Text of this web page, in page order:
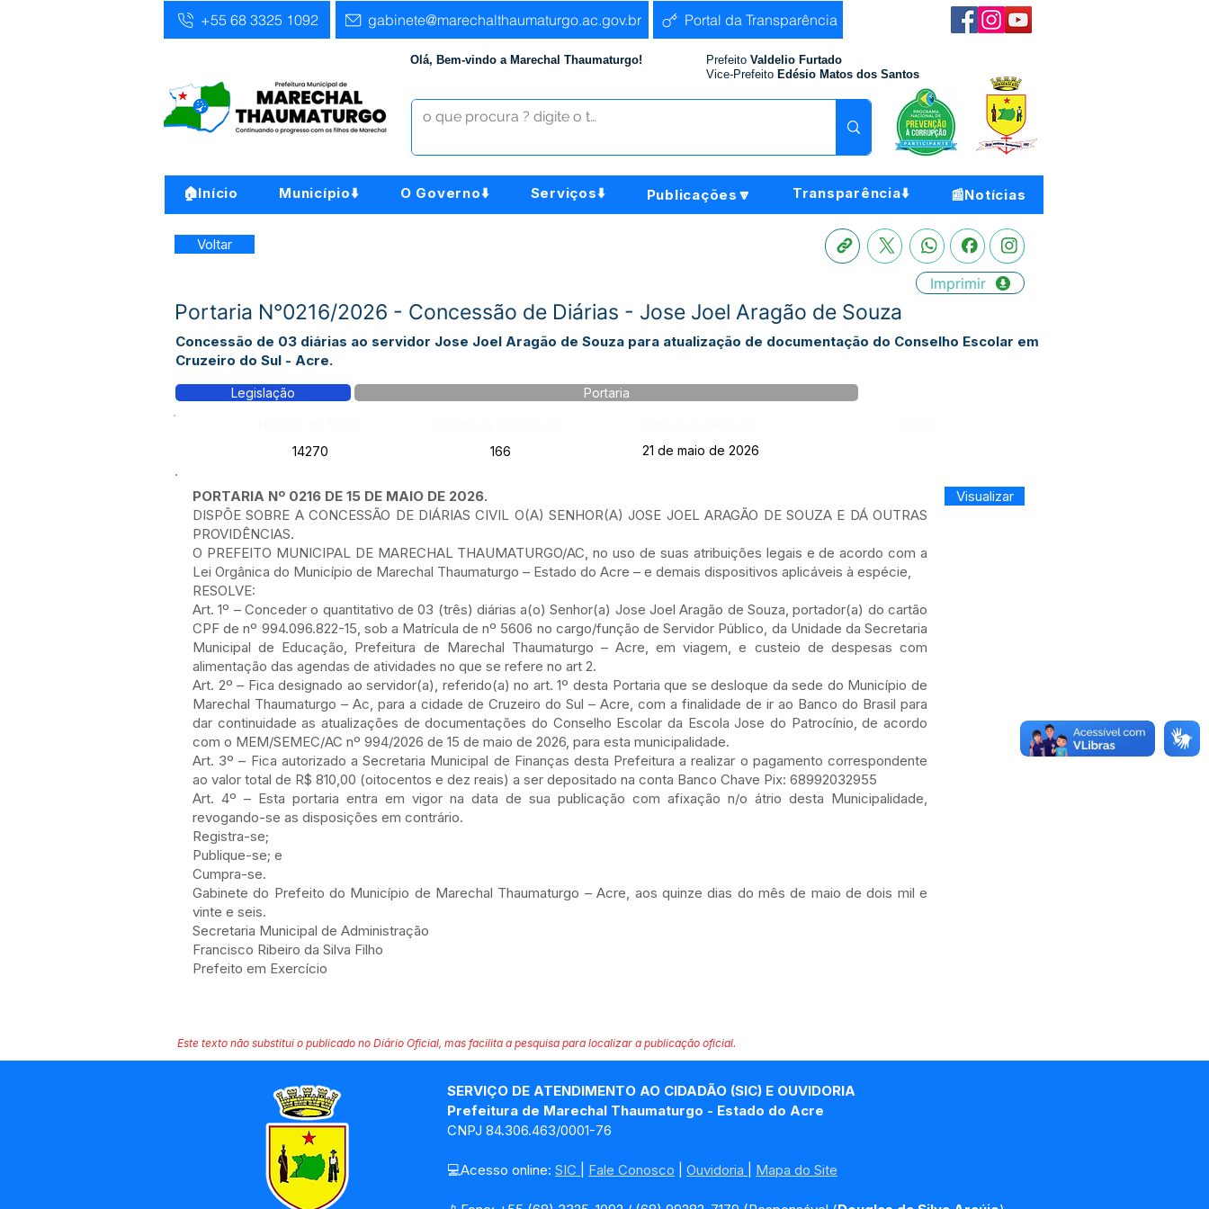
+55 68 3325 1092 gabinete@marechalthaumaturgo.ac.gov.br Portal da Transparência
Olá, Bem-vindo a Marechal Thaumaturgo! Prefeito Valdelio Furtado
Vice-Prefeito Edésio Matos dos Santos
🏠Início Município⬇️ O Governo⬇️ Serviços⬇️ Publicações🔽 Transparência⬇️ 📰Notícias
Voltar
Imprimir
Portaria N°0216/2026 - Concessão de Diárias - Jose Joel Aragão de Souza
Concessão de 03 diárias ao servidor Jose Joel Aragão de Souza para atualização de documentação do Conselho Escolar em
Cruzeiro do Sul - Acre.
Legislação Portaria
14270
166 21 de maio de 2026
PORTARIA Nº 0216 DE 15 DE MAIO DE 2026.
DISPÕE SOBRE A CONCESSÃO DE DIÁRIAS CIVIL O(A) SENHOR(A) JOSE JOEL ARAGÃO DE SOUZA E DÁ OUTRAS
PROVIDÊNCIAS.
O PREFEITO MUNICIPAL DE MARECHAL THAUMATURGO/AC, no uso de suas atribuições legais e de acordo com a
Lei Orgânica do Município de Marechal Thaumaturgo – Estado do Acre – e demais dispositivos aplicáveis à espécie,
RESOLVE:
Art. 1º – Conceder o quantitativo de 03 (três) diárias a(o) Senhor(a) Jose Joel Aragão de Souza, portador(a) do cartão
CPF de nº 994.096.822-15, sob a Matrícula de nº 5606 no cargo/função de Servidor Público, da Unidade da Secretaria
Municipal de Educação, Prefeitura de Marechal Thaumaturgo – Acre, em viagem, e custeio de despesas com
alimentação das agendas de atividades no que se refere no art 2.
Art. 2º – Fica designado ao servidor(a), referido(a) no art. 1º desta Portaria que se desloque da sede do Município de
Marechal Thaumaturgo – Ac, para a cidade de Cruzeiro do Sul – Acre, com a finalidade de ir ao Banco do Brasil para
dar continuidade as atualizações de documentações do Conselho Escolar da Escola Jose do Patrocínio, de acordo
com o MEM/SEMEC/AC nº 994/2026 de 15 de maio de 2026, para esta municipalidade.
Art. 3º – Fica autorizado a Secretaria Municipal de Finanças desta Prefeitura a realizar o pagamento correspondente
ao valor total de R$ 810,00 (oitocentos e dez reais) a ser depositado na conta Banco Chave Pix: 68992032955
Art. 4º – Esta portaria entra em vigor na data de sua publicação com afixação n/o átrio desta Municipalidade,
revogando-se as disposições em contrário.
Registra-se;
Publique-se; e
Cumpra-se.
Gabinete do Prefeito do Município de Marechal Thaumaturgo – Acre, aos quinze dias do mês de maio de dois mil e
vinte e seis.
Secretaria Municipal de Administração
Francisco Ribeiro da Silva Filho
Prefeito em Exercício
Visualizar
Este texto não substitui o publicado no Diário Oficial, mas facilita a pesquisa para localizar a publicação oficial.
SERVIÇO DE ATENDIMENTO AO CIDADÃO (SIC) E OUVIDORIA
Prefeitura de Marechal Thaumaturgo - Estado do Acre
CNPJ 84.306.463/0001-76
💻Acesso online: SIC Fale Conosco Ouvidoria Mapa do Site